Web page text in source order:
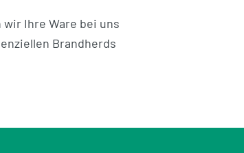
Ihre Ware bei uns
Brandherds